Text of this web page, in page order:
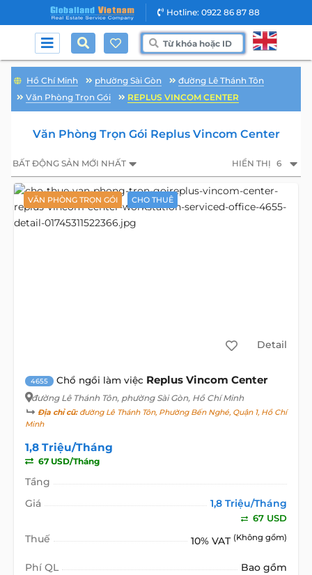
Hotline: 0922 86 87 88
Hồ Chí Minh phường Sài Gòn
đường Lê Thánh Tôn
Văn Phòng Trọn Gói
REPLUS VINCOM CENTER
Văn Phòng Trọn Gói Replus Vincom Center
BẤT ĐỘNG SẢN MỚI NHẤT HIỂN THỊ 6
VĂN PHÒNG TRỌN GÓI CHO THUÊ
Detail
4655 Chổ ngồi làm việc Replus Vincom Center
đường Lê Thánh Tôn, phường Sài Gòn, Hồ Chí Minh
Địa chỉ cũ:đường Lê Thánh Tôn, Phường Bến Nghé, Quận 1, Hồ Chí
Minh
1,8 Triệu/Tháng
67 USD/Tháng
Tầng
Giá
1,8 Triệu/Tháng
67 USD
Thuế 10% VAT (Không gồm)
Phí QL Bao gồm